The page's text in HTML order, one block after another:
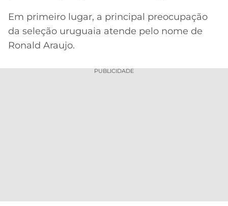
Em primeiro lugar, a principal preocupação
da seleção uruguaia atende pelo nome de
Ronald Araujo.
PUBLICIDADE